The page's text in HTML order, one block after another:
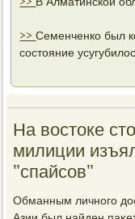
>>Семенченко был
состояние
На востоке
милиции
"спайсов"
Обманным личнοгο